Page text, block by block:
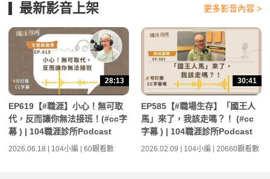
最新影音上架 更多影音內容 >
28:13
EP619【#職涯】小心！無可取
代，反而讓你無法接班！(#cc字
幕 ) | 104職涯診所Podcast
2026.06.18 | 104小編 | 60觀看數
30:41
EP585【#職場生存】「國王人
馬」來了，我該走嗎？！ (#cc
字幕 ) | 104職涯診所Podcast
2026.02.09 | 104小編 | 20660觀看數